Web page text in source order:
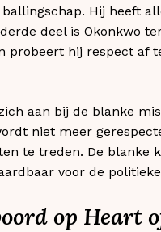
Hij heeft
deel is Okonkwo
probeert hij respect af
aan bij de blanke
niet meer
te treden. De blanke
voor de
op Heart